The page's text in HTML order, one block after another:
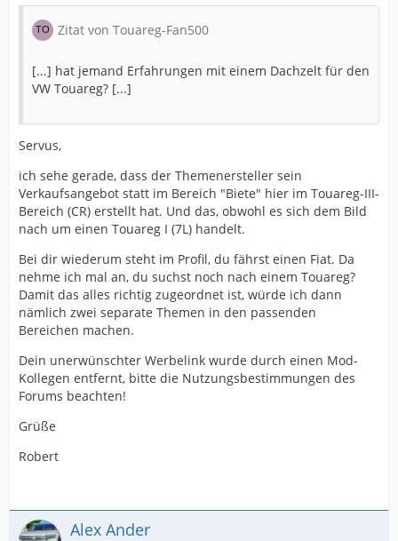
Zitat von Touareg-Fan500
[...] hat jemand Erfahrungen mit einem Dachzelt für den
VW Touareg? [...]
Servus,
ich sehe gerade, dass der Themenersteller sein
Verkaufsangebot statt im Bereich "Biete" hier im Touareg-III-
Bereich (CR) erstellt hat. Und das, obwohl es sich dem Bild
nach um einen Touareg I (7L) handelt.
Bei dir wiederum steht im Profil, du fährst einen Fiat. Da
nehme ich mal an, du suchst noch nach einem Touareg?
Damit das alles richtig zugeordnet ist, würde ich dann
nämlich zwei separate Themen in den passenden
Bereichen machen.
Dein unerwünschter Werbelink wurde durch einen Mod-
Kollegen entfernt, bitte die Nutzungsbestimmungen des
Forums beachten!
Grüße
Robert
Alex Ander